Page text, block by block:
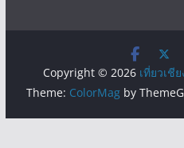
Copyright © 2026 เที่ยวเชี
Theme: ColorMagby